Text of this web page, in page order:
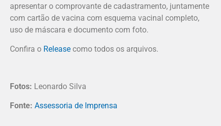
apresentar o comprovante de cadastramento, juntamente
com cartão de vacina com esquema vacinal completo,
uso de máscara e documento com foto.
Confira o Release como todos os arquivos.
Fotos: Leonardo Silva
Fonte: Assessoria de Imprensa